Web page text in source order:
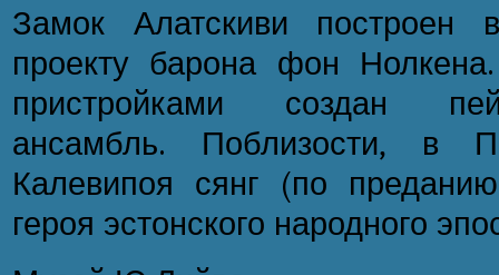
Замок Алатскиви построен
проекту барона фон
пристройками создан
ансамбль. Поблизости, в
Калевипоя сянг (по
героя эстонского народного